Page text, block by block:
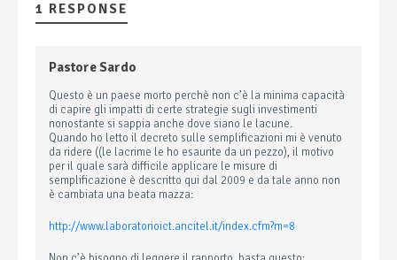
1 RESPONSE
Pastore Sardo
Questo è un paese morto perchè non c’è la minima capacità
di capire gli impatti di certe strategie sugli investimenti
nonostante si sappia anche dove siano le lacune.
Quando ho letto il decreto sulle semplificazioni mi è venuto
da ridere ((le lacrime le ho esaurite da un pezzo), il motivo
per il quale sarà difficile applicare le misure di
semplificazione è descritto qui dal 2009 e da tale anno non
è cambiata una beata mazza:
http://www.laboratorioict.ancitel.it/index.cfm?m=8